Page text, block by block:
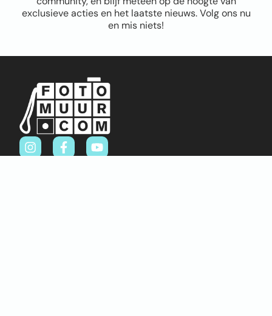
exclusieve acties en het laatste nieuws. Volg ons nu
en mis niets!